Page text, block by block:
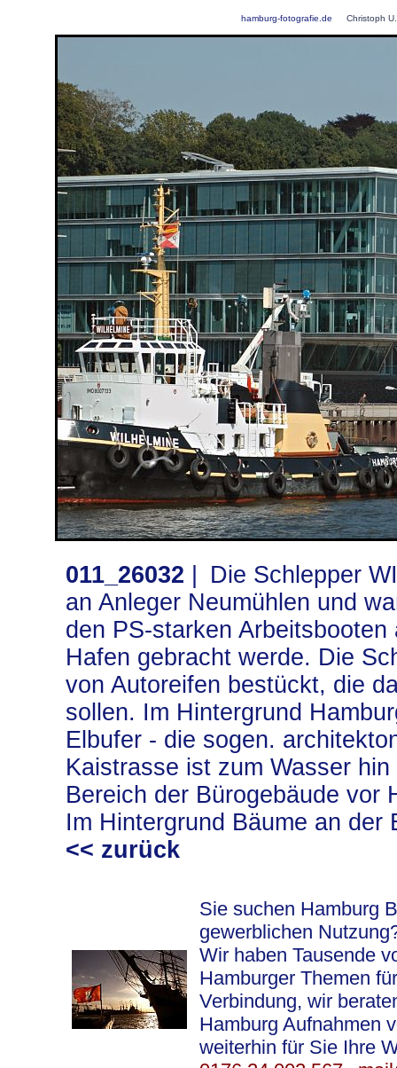
hamburg-fotografie.de Christoph
011_26032
Die Schlepper
an Anleger Neumühlen und
den PS-starken
Hafen gebracht werde. Die
von Autoreifen bestückt, die
sollen. Im Hintergrund
Elbufer - die sogen.
Kaistrasse ist zum Wasser
Bereich der Bürogebäude vor
Im Hintergrund Bäume an der
<< zurück
Sie suchen Hamburg
gewerblichen
Wir haben Tausende
Hamburger Themen
Verbindung, wir
Hamburg Aufnahmen
weiterhin für Sie Ihre